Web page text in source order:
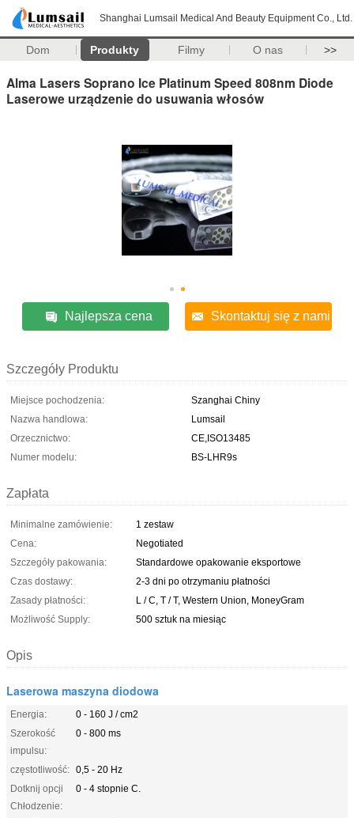
Shanghai Lumsail Medical And Beauty Equipment Co., Ltd.
Dom Produkty Filmy O nas >>
Alma Lasers Soprano Ice Platinum Speed ​​808nm Diode
Laserowe urządzenie do usuwania włosów
Najlepsza cena Skontaktuj się z nami
Szczegóły Produktu
Miejsce pochodzenia:
Szanghai Chiny
Nazwa handlowa:
Lumsail
Orzecznictwo:
CE,ISO13485
Numer modelu:
BS-LHR9s
Zapłata
Minimalne zamówienie:
1 zestaw
Cena:
Negotiated
Szczegóły pakowania:
Standardowe opakowanie eksportowe
Czas dostawy:
2-3 dni po otrzymaniu płatności
Zasady płatności:
L / C, T / T, Western Union, MoneyGram
Możliwość Supply:
500 sztuk na miesiąc
Opis
Laserowa maszyna diodowa
Energia:
0 - 160 J / cm2
Szerokość
impulsu:
0 - 800 ms
częstotliwość: 0,5 - 20 Hz
Dotknij opcji
Chłodzenie:
0 - 4 stopnie C.